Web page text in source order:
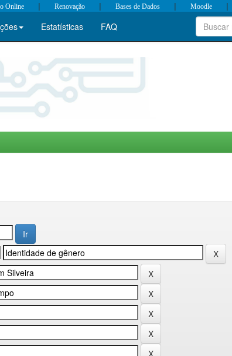
Online | Renovação | Bases de Dados | Moodle |
Estatísticas FAQ